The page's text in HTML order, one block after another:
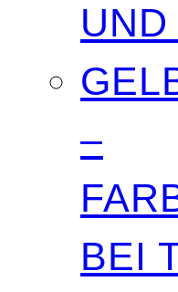
–
BEI